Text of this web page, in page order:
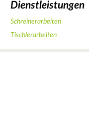
Dienstleistungen
Schreinerarbeiten
Tischlerarbeiten